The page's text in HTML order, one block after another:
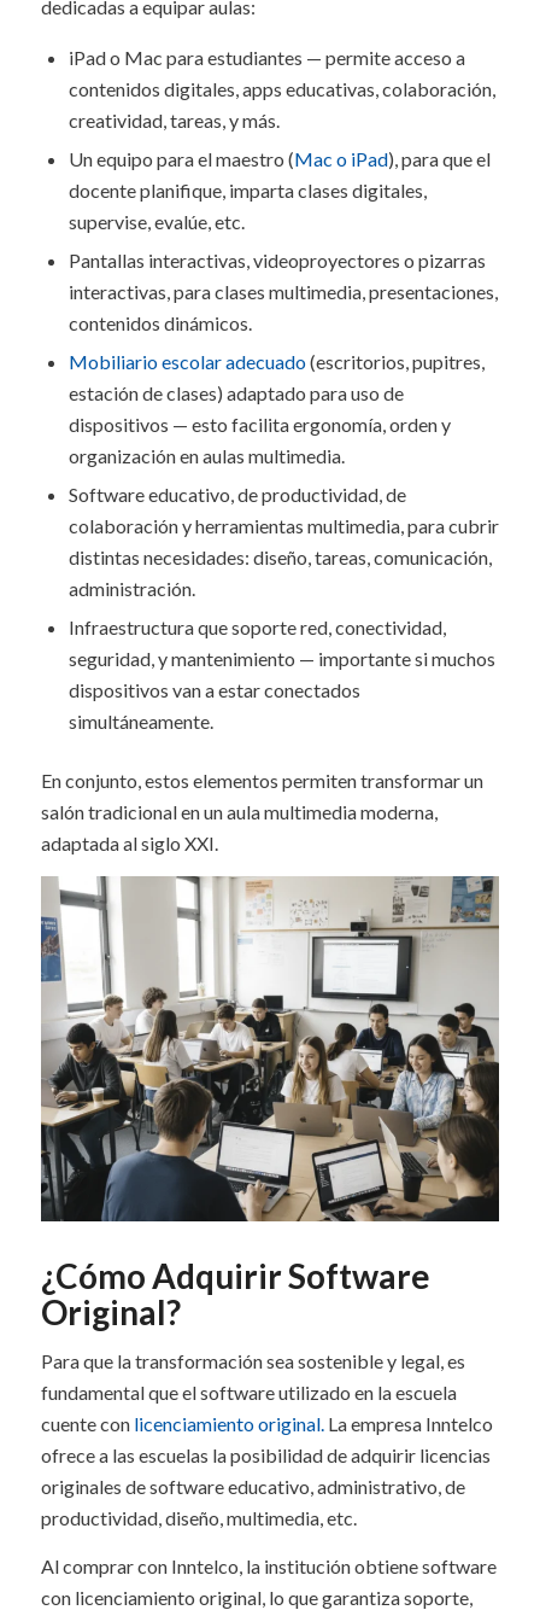
dedicadas a equipar aulas:
iPad o Mac para estudiantes — permite acceso a
contenidos digitales, apps educativas, colaboración,
creatividad, tareas, y más.
Un equipo para el maestro (Mac o iPad), para que el
docente planifique, imparta clases digitales,
supervise, evalúe, etc.
Pantallas interactivas, videoproyectores o pizarras
interactivas, para clases multimedia, presentaciones,
contenidos dinámicos.
Mobiliario escolar adecuado(escritorios, pupitres,
estación de clases) adaptado para uso de
dispositivos — esto facilita ergonomía, orden y
organización en aulas multimedia.
Software educativo, de productividad, de
colaboración y herramientas multimedia, para cubrir
distintas necesidades: diseño, tareas, comunicación,
administración.
Infraestructura que soporte red, conectividad,
seguridad, y mantenimiento — importante si muchos
dispositivos van a estar conectados
simultáneamente.
En conjunto, estos elementos permiten transformar un
salón tradicional en un aula multimedia moderna,
adaptada al siglo XXI.
¿Cómo Adquirir Software
Original?
Para que la transformación sea sostenible y legal, es
fundamental que el software utilizado en la escuela
cuente con licenciamiento original.La empresa Inntelco
ofrece a las escuelas la posibilidad de adquirir licencias
originales de software educativo, administrativo, de
productividad, diseño, multimedia, etc.
Al comprar con Inntelco, la institución obtiene software
con licenciamiento original, lo que garantiza soporte,